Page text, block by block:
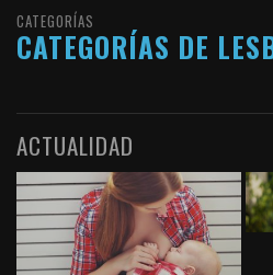
CATEGORÍAS
CATEGORÍAS DE
ACTUALIDAD